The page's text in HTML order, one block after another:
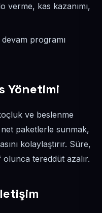
verme, kas kazanımı,
programı
Yönetimi
ve beslenme
net paketlerle sunmak,
kolaylaştırır. Süre,
tereddüt azalır.